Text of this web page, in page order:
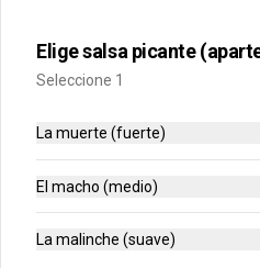
$3.800
Elige salsa picante
Seleccione 1
La muerte (fuerte)
El macho (medio)
La malinche (suave)